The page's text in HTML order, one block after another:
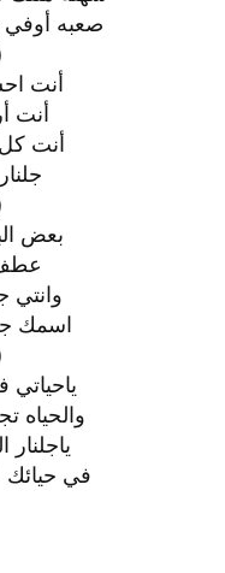
صعبه أوفي
أنت
أنت
أنت
بعض
عطف
اسمك
والحياه
في